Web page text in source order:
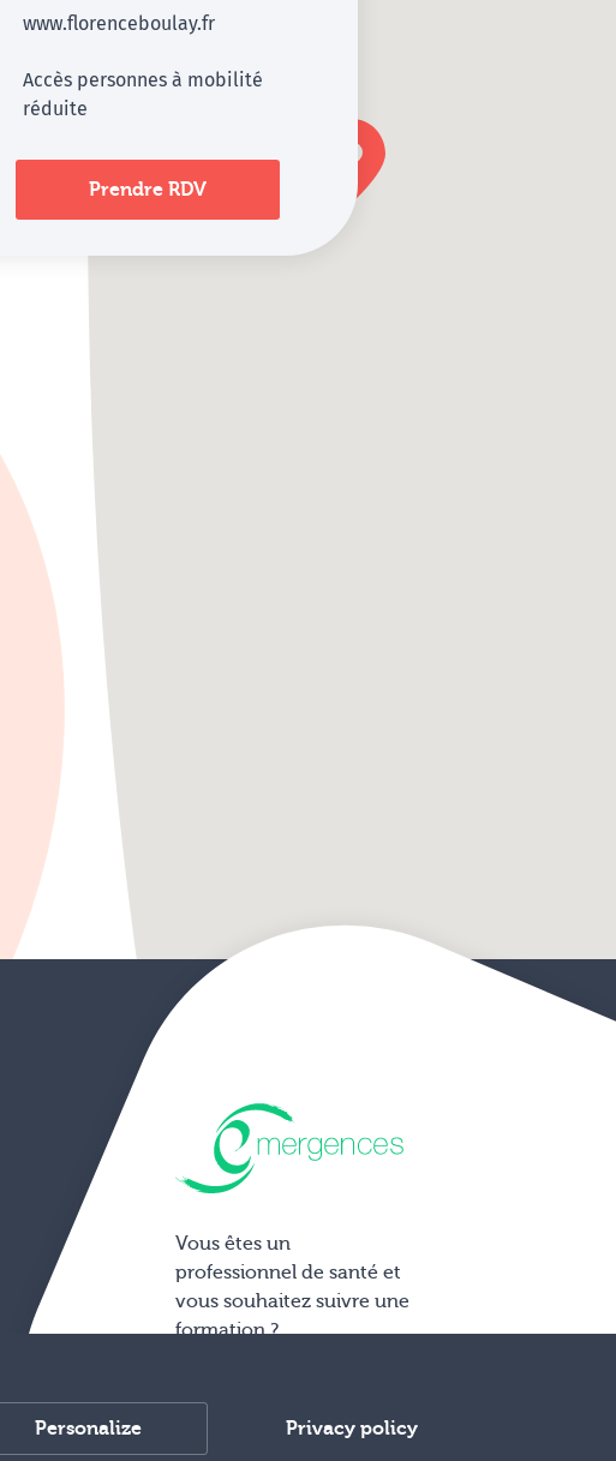
www.florenceboulay.fr
Accès personnes à mobilité
réduite
Prendre RDV
Vous êtes un
professionnel de santé et
vous souhaitez suivre une
formation ?
sur www.hypnoses.com
Personalize Privacy policy